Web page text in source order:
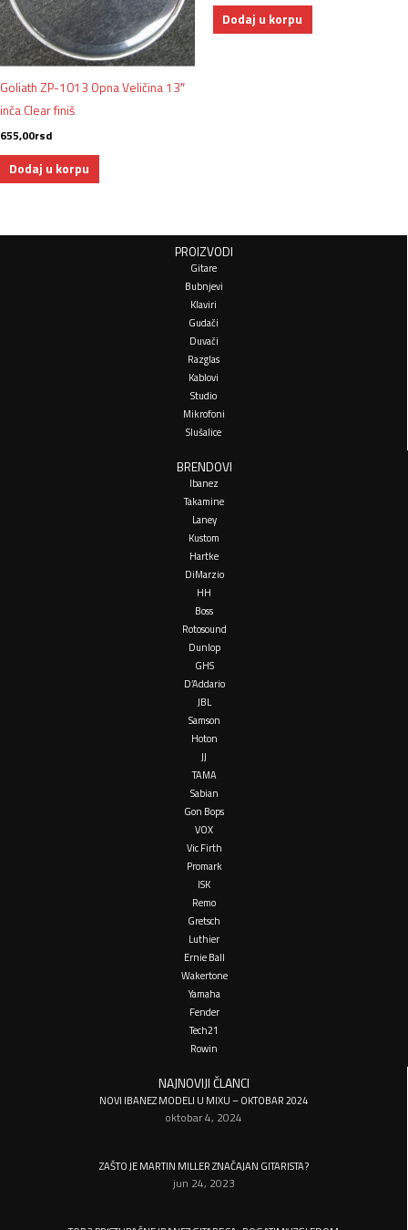
Goliath ZP-1013 Opna Veličina 13″
inča Clear finiš
655,00rsd
Dodaj u korpu
Dodaj u korpu
PROIZVODI
Gitare
Bubnjevi
Klaviri
Gudači
Duvači
Razglas
Kablovi
Studio
Mikrofoni
Slušalice
BRENDOVI
Ibanez
Takamine
Laney
Kustom
Hartke
DiMarzio
HH
Boss
Rotosound
Dunlop
GHS
D’Addario
JBL
Samson
Hoton
JJ
TAMA
Sabian
Gon Bops
VOX
Vic Firth
Promark
ISK
Remo
Gretsch
Luthier
Ernie Ball
Wakertone
Yamaha
Fender
Tech21
Rowin
NAJNOVIJI ČLANCI
NOVI IBANEZ MODELI U MIXU – OKTOBAR 2024
oktobar 4, 2024
ZAŠTO JE MARTIN MILLER ZNAČAJAN GITARISTA?
jun 24, 2023